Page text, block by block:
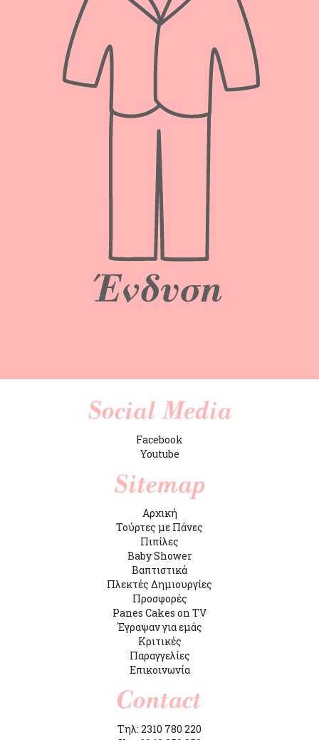
Facebook
Youtube
Αρχική
Τούρτες με Πάνες
Πιπίλες
Baby Shower
Βαπτιστικά
Πλεκτές Δημιουργίες
Προσφορές
Panes Cakes on TV
Έγραψαν για εμάς
Κριτικές
Παραγγελίες
Επικοινωνία
Τηλ: 2310 780 220